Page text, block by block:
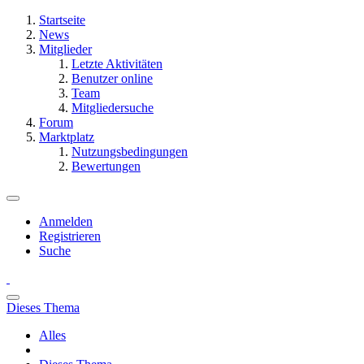
Startseite
News
Mitglieder
Letzte Aktivitäten
Benutzer online
Team
Mitgliedersuche
Forum
Marktplatz
Nutzungsbedingungen
Bewertungen
Anmelden
Registrieren
Suche
Dieses Thema
Alles